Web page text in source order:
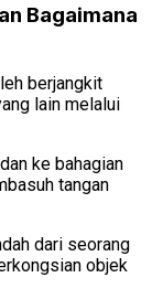
Bagaimana
berjangkit
lain melalui
ke bahagian
tangan
dari seorang
objek